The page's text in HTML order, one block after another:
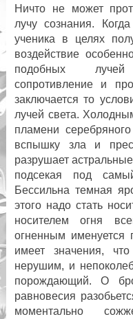
Ничто не может
лучу сознания.
ученика в целях
воздействие
подобных
сопротивление и
заключается то
лучей света.
пламени
вспышку зла и
разрушает
подсекая под
Бессильна темная
этого надо стать
носителем огня
огненным
имеет значения,
нерушим, и
порождающий. О
равновесия
моментально